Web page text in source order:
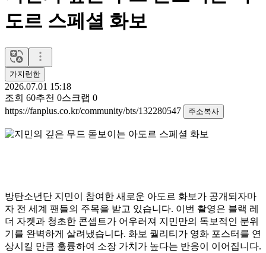
도르 스페셜 화보
가지런한
2026.07.01 15:18
조회 60추천 0스크랩 0
https://fanplus.co.kr/community/bts/132280547
주소복사
방탄소년단 지민이 참여한 새로운 아도르 화보가 공개되자마
자 전 세계 팬들의 주목을 받고 있습니다. 이번 촬영은 블랙 레
더 자켓과 청초한 콘셉트가 어우러져 지민만의 독보적인 분위
기를 완벽하게 살려냈습니다. 화보 퀄리티가 영화 포스터를 연
상시킬 만큼 훌륭하여 소장 가치가 높다는 반응이 이어집니다.